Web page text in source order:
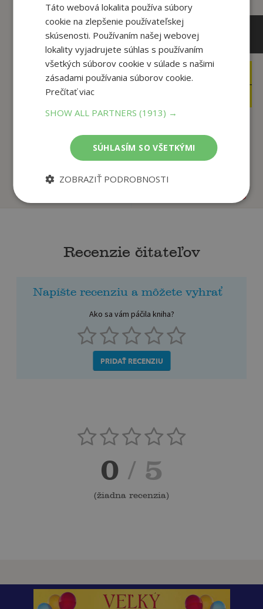
5,49 €
Krtko Kreatívny blok
Zdeněk Miler
Na sklade
Mašinka - kvarteto
Zdeněk Miler
Na sklade
Recenzie čitateľov
Napíšte recenziu a môžete vyhrať
Ako sa vám páčila kniha?
PRIDAŤ RECENZIU
0 / 5
(žiadna recenzia)
Táto webová lokalita používa súbory
cookie na zlepšenie používateľskej
skúsenosti. Používaním našej webovej
lokality vyjadrujete súhlas s používaním
všetkých súborov cookie v súlade s našimi
zásadami používania súborov cookie.
Prečítať viac
SHOW ALL PARTNERS(1913) →
SÚHLASÍM SO VŠETKÝMI
ZOBRAZIŤ PODROBNOSTI